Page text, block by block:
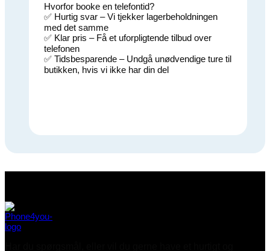
Hvorfor booke en telefontid?
✅ Hurtig svar – Vi tjekker lagerbeholdningen
med det samme
✅ Klar pris – Få et uforpligtende tilbud over
telefonen
✅ Tidsbesparende – Undgå unødvendige ture til
butikken, hvis vi ikke har din del